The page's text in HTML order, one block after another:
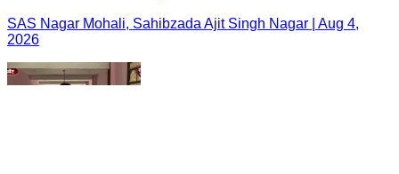
SAS Nagar Mohali, Sahibzada Ajit Singh Nagar | Aug 4,
2026